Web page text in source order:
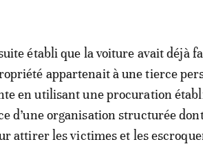
établi que la voiture avait déjà
appartenait à une tierce
en utilisant une procuration
d’une organisation structurée
attirer les victimes et les